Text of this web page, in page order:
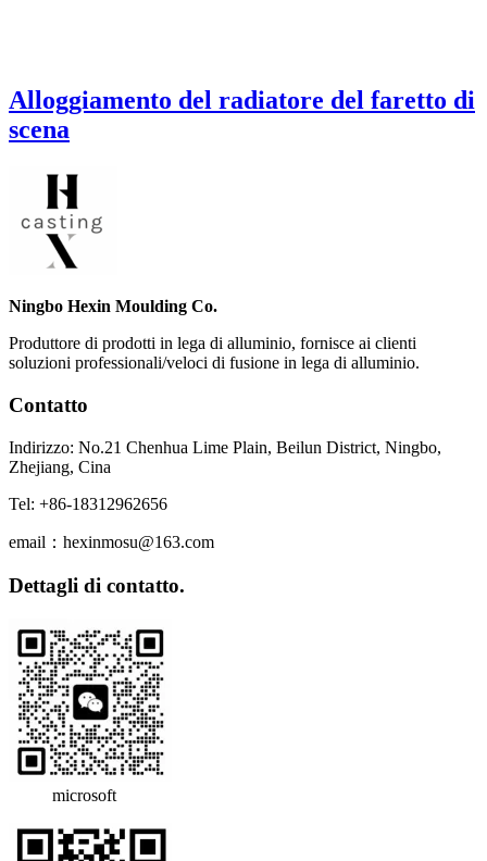
Alloggiamento del radiatore del faretto di
scena
Ningbo Hexin Moulding Co.
Produttore di prodotti in lega di alluminio, fornisce ai clienti
soluzioni professionali/veloci di fusione in lega di alluminio.
Contatto
Indirizzo: No.21 Chenhua Lime Plain, Beilun District, Ningbo,
Zhejiang, Cina
Tel: +86-18312962656
email：hexinmosu@163.com
Dettagli di contatto.
microsoft